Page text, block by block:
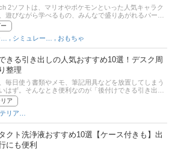
2ソフトは、マリオやポケモンといった人気キャラク
遊びながら学べるもの、みんなで盛りあがれるパーテ
、ラインナップが豊富。どれを購入しようか迷ってし
今回は、小学生にぴったりのSwitch2ソフトを厳選しま
安心して遊べるよう、選び方のポイントもあわせてご
事後半では通販サイトの人気ランキングも掲載してい
探しの際の参考にしてくださいね。
おもちゃ
きる引き出しの人気おすすめ10選！デスク周
整理
毎日使う書類やメモ、筆記用具などを放置してしまう
はず。そんなとき便利なのが「後付けできる引き出
下などちょっとした隙間を収納スペースとして有効活
品によっては粘着テープなどで工具なしで簡単に取り
もあります。この記事では、机に後付けできる引き出
品や選び方を紹介するのでぜひ参考にしてください。
ア
クト洗浄液おすすめ10選【ケース付きも】出
にも便利